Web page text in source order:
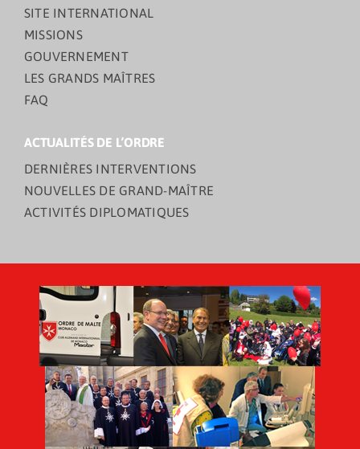
SITE INTERNATIONAL
MISSIONS
GOUVERNEMENT
LES GRANDS MAÎTRES
FAQ
ACTUALITÉS DE L’ORDRE
DERNIÈRES INTERVENTIONS
NOUVELLES DE GRAND-MAÎTRE
ACTIVITÉS DIPLOMATIQUES